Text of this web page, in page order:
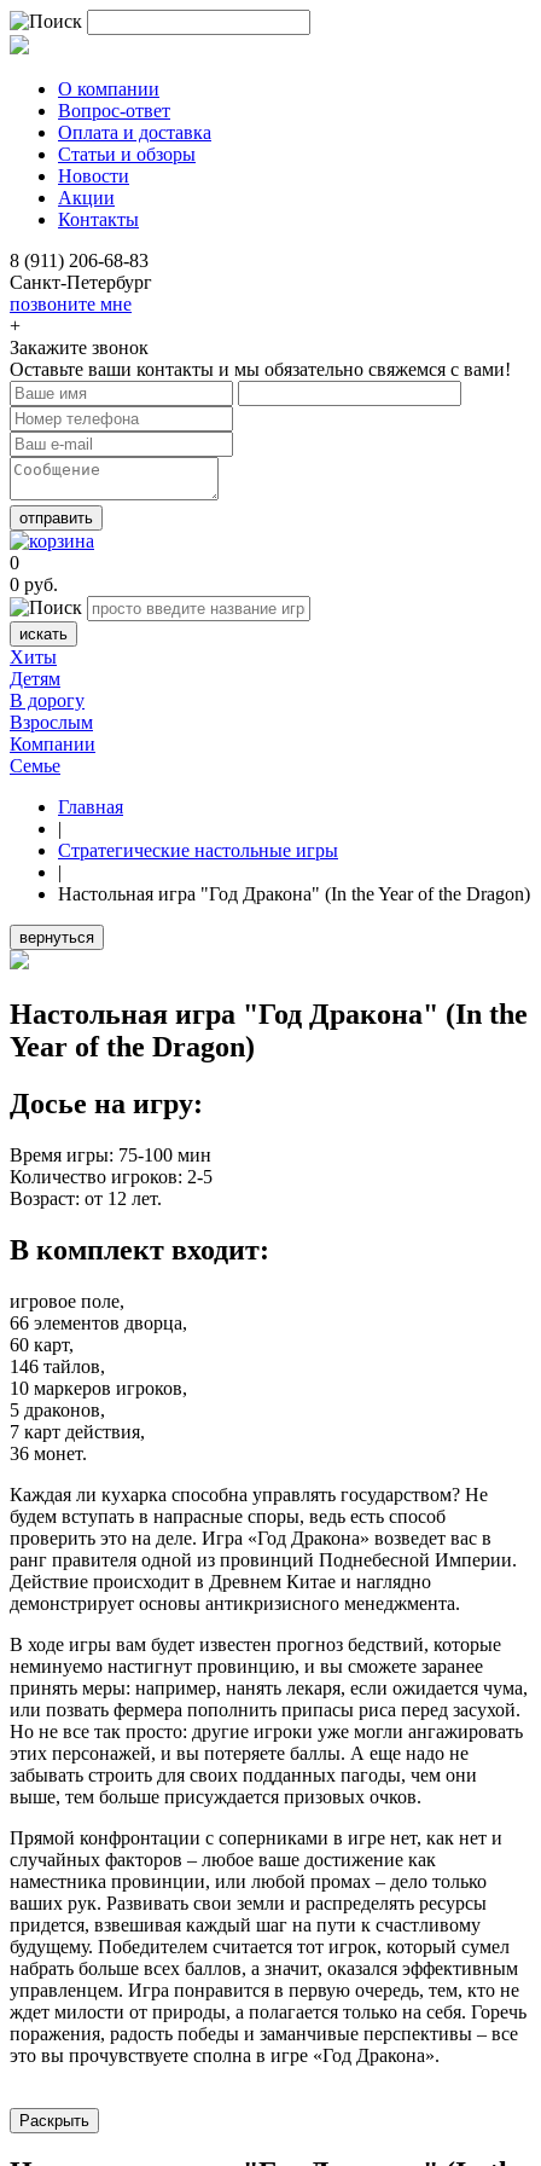
О компании
Вопрос-ответ
Оплата и доставка
Статьи и обзоры
Новости
Акции
Контакты
8 (911) 206-68-83
Санкт-Петербург
позвоните мне
+
Закажите звонок
Оставьте ваши контакты и мы обязательно свяжемся с вами!
отправить
0
0 руб.
искать
Хиты
Детям
В дорогу
Взрослым
Компании
Семье
Главная
|
Стратегические настольные игры
|
Настольная игра "Год Дракона" (In the Year of the Dragon)
вернуться
Настольная игра "Год Дракона" (In the
Year of the Dragon)
Досье на игру:
Время игры: 75-100 мин
Количество игроков: 2-5
Возраст: от 12 лет.
В комплект входит:
игровое поле,
66 элементов дворца,
60 карт,
146 тайлов,
10 маркеров игроков,
5 драконов,
7 карт действия,
36 монет.
Каждая ли кухарка способна управлять государством? Не
будем вступать в напрасные споры, ведь есть способ
проверить это на деле. Игра «Год Дракона» возведет вас в
ранг правителя одной из провинций Поднебесной Империи.
Действие происходит в Древнем Китае и наглядно
демонстрирует основы антикризисного менеджмента.
В ходе игры вам будет известен прогноз бедствий, которые
неминуемо настигнут провинцию, и вы сможете заранее
принять меры: например, нанять лекаря, если ожидается чума,
или позвать фермера пополнить припасы риса перед засухой.
Но не все так просто: другие игроки уже могли ангажировать
этих персонажей, и вы потеряете баллы. А еще надо не
забывать строить для своих подданных пагоды, чем они
выше, тем больше присуждается призовых очков.
Прямой конфронтации с соперниками в игре нет, как нет и
случайных факторов – любое ваше достижение как
наместника провинции, или любой промах – дело только
ваших рук. Развивать свои земли и распределять ресурсы
придется, взвешивая каждый шаг на пути к счастливому
будущему. Победителем считается тот игрок, который сумел
набрать больше всех баллов, а значит, оказался эффективным
управленцем. Игра понравится в первую очередь, тем, кто не
ждет милости от природы, а полагается только на себя. Горечь
поражения, радость победы и заманчивые перспективы – все
это вы прочувствуете сполна в игре «Год Дракона».
Раскрыть